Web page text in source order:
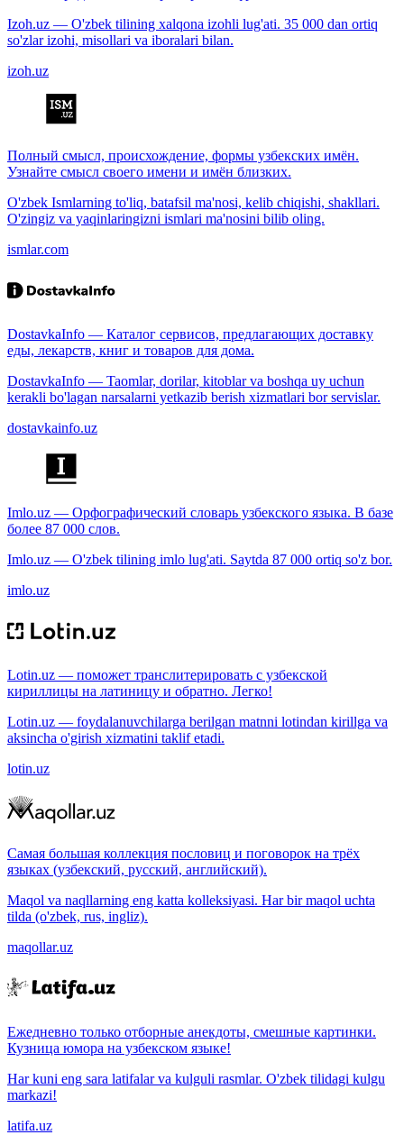
Izoh.uz — O'zbek tilining xalqona izohli lug'ati. 35 000 dan ortiq
so'zlar izohi, misollari va iboralari bilan.
izoh.uz
Полный смысл, происхождение, формы узбекских имён.
Узнайте смысл своего имени и имён близких.
O'zbek Ismlarning to'liq, batafsil ma'nosi, kelib chiqishi, shakllari.
O'zingiz va yaqinlaringizni ismlari ma'nosini bilib oling.
ismlar.com
DostavkaInfo — Каталог сервисов, предлагающих доставку
еды, лекарств, книг и товаров для дома.
DostavkaInfo — Taomlar, dorilar, kitoblar va boshqa uy uchun
kerakli bo'lagan narsalarni yetkazib berish xizmatlari bor servislar.
dostavkainfo.uz
Imlo.uz — Орфографический словарь узбекского языка. В базе
более 87 000 слов.
Imlo.uz — O'zbek tilining imlo lug'ati. Saytda 87 000 ortiq so'z bor.
imlo.uz
Lotin.uz — поможет транслитерировать с узбекской
кириллицы на латиницу и обратно. Легко!
Lotin.uz — foydalanuvchilarga berilgan matnni lotindan kirillga va
aksincha o'girish xizmatini taklif etadi.
lotin.uz
Самая большая коллекция пословиц и поговорок на трёх
языках (узбекский, русский, английский).
Maqol va naqllarning eng katta kolleksiyasi. Har bir maqol uchta
tilda (o'zbek, rus, ingliz).
maqollar.uz
Ежедневно только отборные анекдоты, смешные картинки.
Кузница юмора на узбекском языке!
Har kuni eng sara latifalar va kulguli rasmlar. O'zbek tilidagi kulgu
markazi!
latifa.uz